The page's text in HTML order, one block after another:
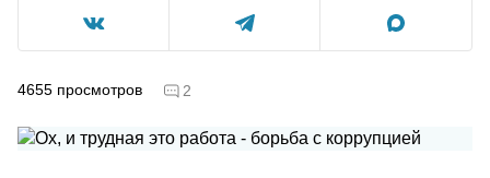
4655 просмотров 2